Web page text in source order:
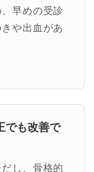
早めの受診
や出血があ
でも改善で
し、骨格的